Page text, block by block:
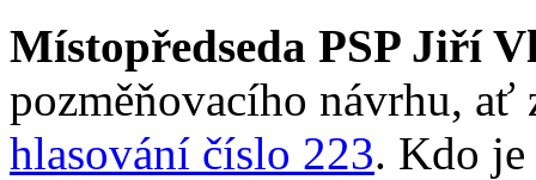
Místopředseda PSP Jiří
pozměňovacího návrhu,
hlasování číslo 223. Kdo je